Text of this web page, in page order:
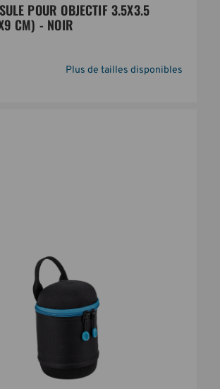
POUR OBJECTIF 3.5X3.5
CM) - NOIR
Plus de tailles disponibles